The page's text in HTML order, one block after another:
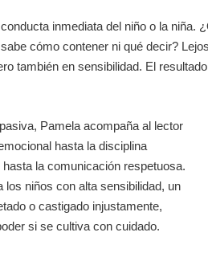
inmediata del niño o la niña.
cómo contener ni qué decir?
también en sensibilidad. El
Pamela acompaña al lector
hasta la disciplina
la comunicación respetuosa.
niños con alta sensibilidad, un
o castigado injustamente,
si se cultiva con cuidado.